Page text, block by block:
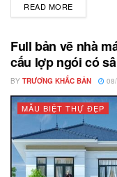
READ MORE
Full bản vẽ nhà
cấu lợp ngói có
BY TRƯƠNG KHẮC BẢN
MẪU BIỆT THỰ ĐẸP